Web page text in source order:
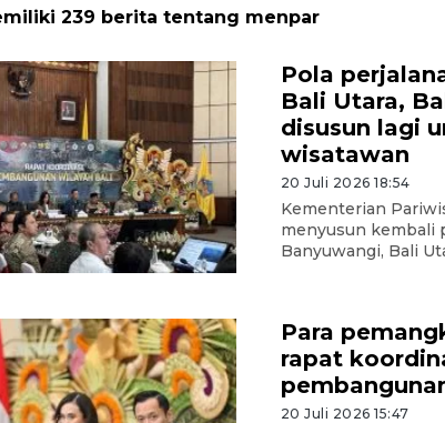
239 berita tentang menpar
Pola
Bali Utara,
disusun lagi
wisatawan
20 Juli 2026 18:54
Kementerian
menyusun kembali
Banyuwangi, Bali
Para
rapat
20 Juli 2026 15:47